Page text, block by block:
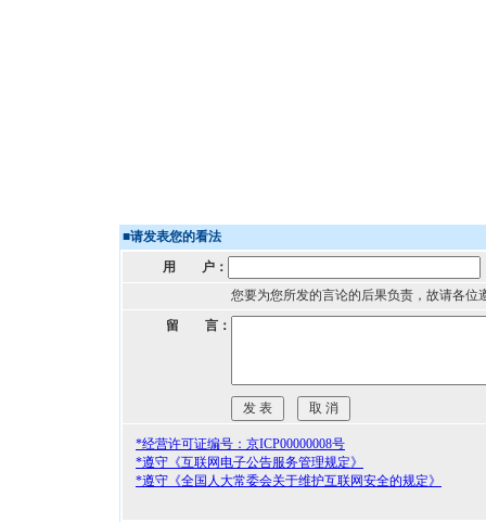
■请发表您的看法
用 户：
您要为您所发的言论的后果负责，故请各位
留 言：
*经营许可证编号：京ICP00000008号
*遵守《互联网电子公告服务管理规定》
*遵守《全国人大常委会关于维护互联网安全的规定》